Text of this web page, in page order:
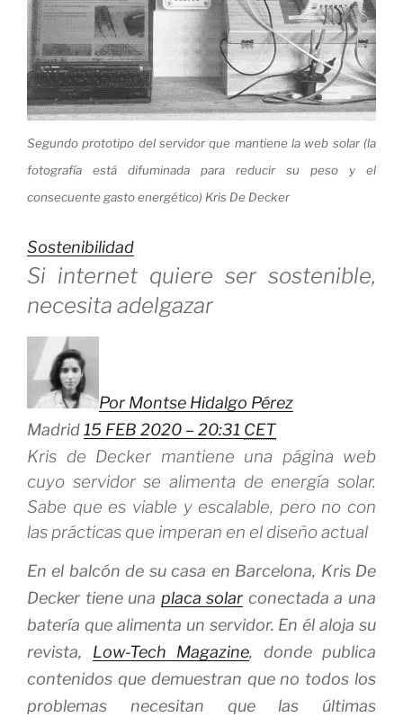
Segundo prototipo del servidor que mantiene la web solar (la
fotografía está difuminada para reducir su peso y el
consecuente gasto energético) Kris De Decker
Sostenibilidad
Si internet quiere ser sostenible,
necesita adelgazar
Por Montse Hidalgo Pérez
Madrid15 FEB 2020 – 20:31 CET
Kris de Decker mantiene una página web
cuyo servidor se alimenta de energía solar.
Sabe que es viable y escalable, pero no con
las prácticas que imperan en el diseño actual
En el balcón de su casa en Barcelona, Kris De
Decker tiene una placa solar conectada a una
batería que alimenta un servidor. En él aloja su
revista, Low-Tech Magazine, donde publica
contenidos que demuestran que no todos los
problemas necesitan que las últimas